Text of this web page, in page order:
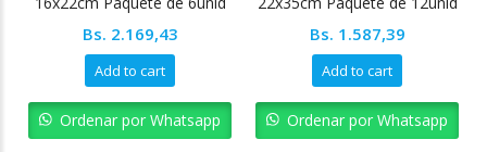
Bs. 2.169,43
Add to cart
Ordenar por Whatsapp
Bs. 1.587,39
Add to cart
Ordenar por Whatsapp